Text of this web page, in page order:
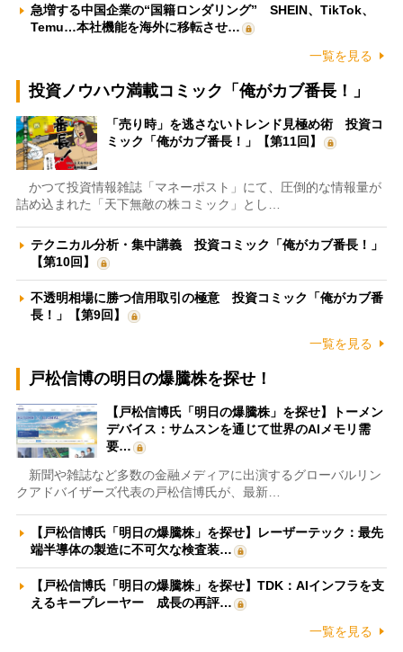
急増する中国企業の“国籍ロンダリング” SHEIN、TikTok、
Temu…本社機能を海外に移転させ…
一覧を見る
投資ノウハウ満載コミック「俺がカブ番長！」
「売り時」を逃さないトレンド見極め術 投資コ
ミック「俺がカブ番長！」【第11回】
かつて投資情報雑誌「マネーポスト」にて、圧倒的な情報量が
詰め込まれた「天下無敵の株コミック」とし…
テクニカル分析・集中講義 投資コミック「俺がカブ番長！」
【第10回】
不透明相場に勝つ信用取引の極意 投資コミック「俺がカブ番
長！」【第9回】
一覧を見る
戸松信博の明日の爆騰株を探せ！
【戸松信博氏「明日の爆騰株」を探せ】トーメン
デバイス：サムスンを通じて世界のAIメモリ需
要…
新聞や雑誌など多数の金融メディアに出演するグローバルリン
クアドバイザーズ代表の戸松信博氏が、最新…
【戸松信博氏「明日の爆騰株」を探せ】レーザーテック：最先
端半導体の製造に不可欠な検査装…
【戸松信博氏「明日の爆騰株」を探せ】TDK：AIインフラを支
えるキープレーヤー 成長の再評…
一覧を見る